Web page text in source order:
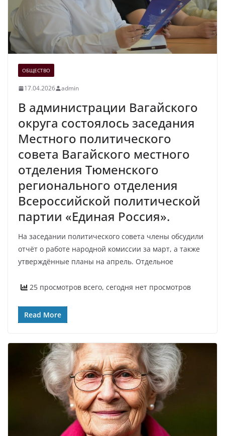
ОБЩЕСТВО
17.04.2026 admin
В администрации Вагайского
округа состоялось заседания
Местного политического
совета Вагайского местного
отделения Тюменского
регионального отделения
Всероссийской политической
партии «Единая Россия».
На заседании политического совета члены обсудили
отчёт о работе народной комиссии за март, а также
утверждённые планы на апрель. Отдельное
25 просмотров всего, сегодня нет просмотров
Read More